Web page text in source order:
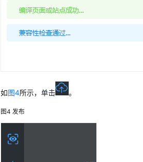
如图4所示，单击 。
图4发布